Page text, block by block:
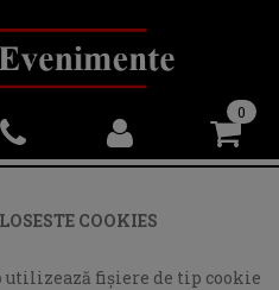
0
COOKIES
fişiere de tip cookie